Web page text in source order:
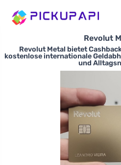
Revolut
Revolut Metal bietet
kostenlose internationale
und